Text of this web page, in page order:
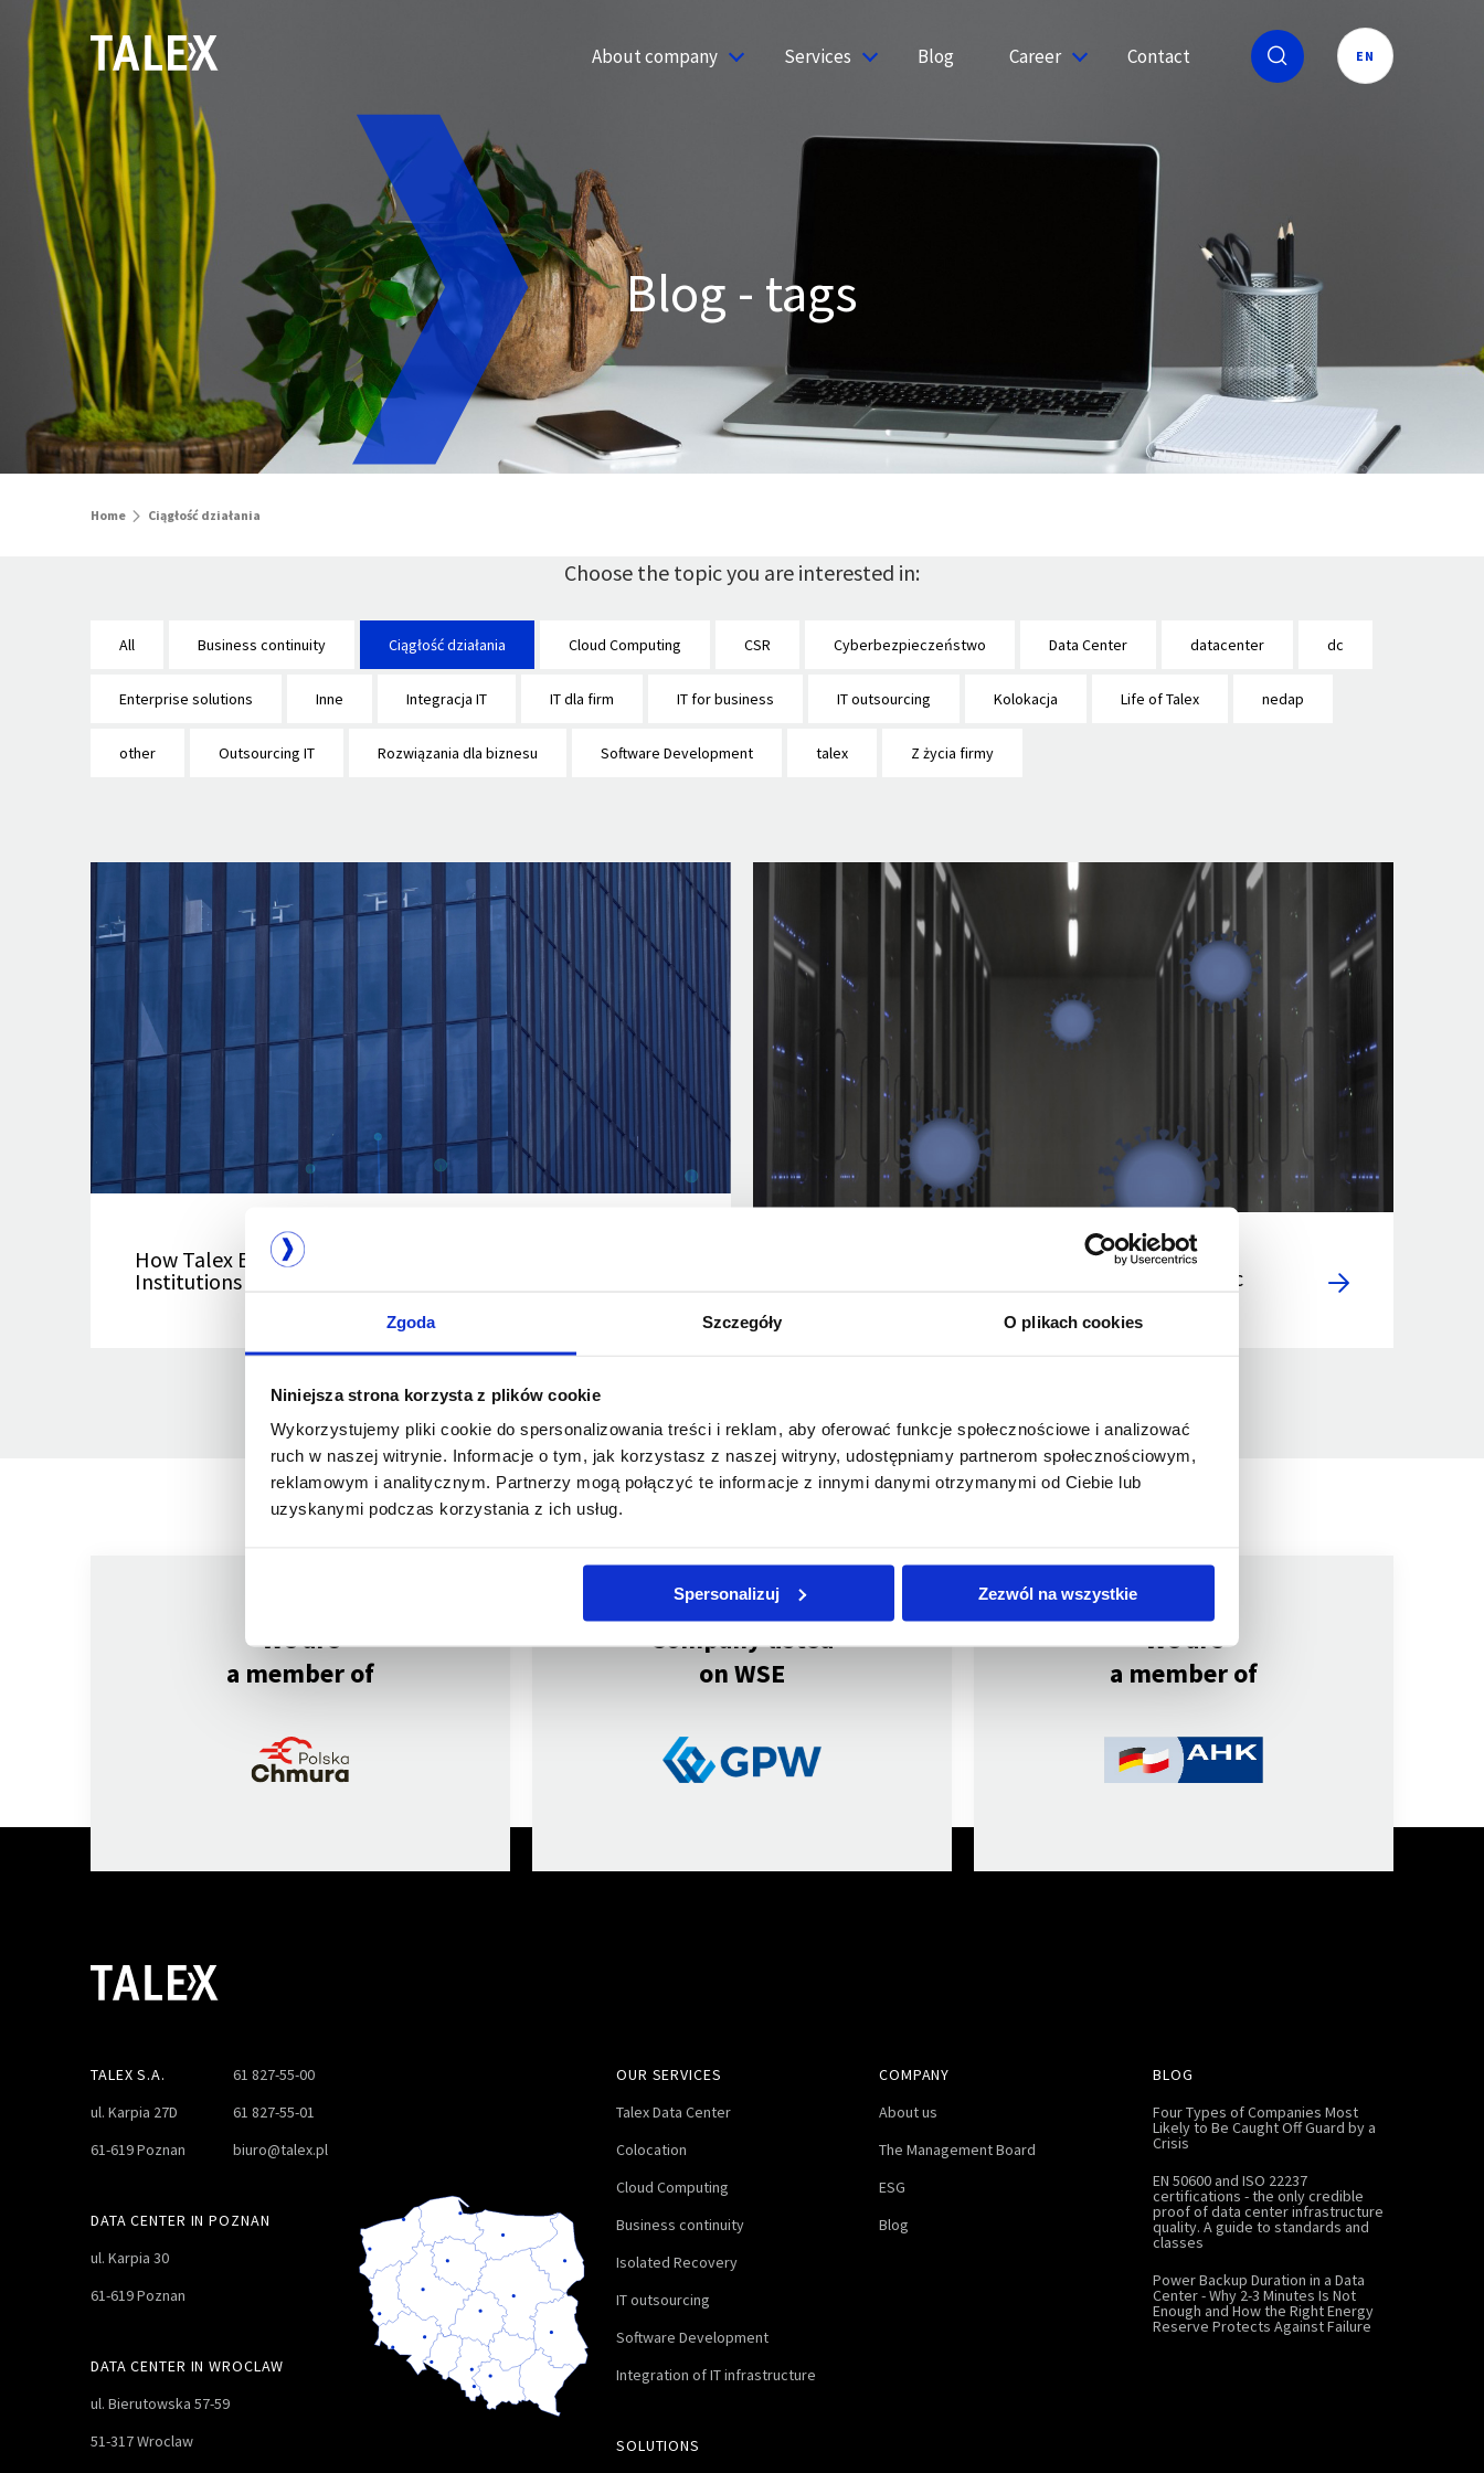
Zgoda Szczegóły O plikach cookies
Niniejsza strona korzysta z plików cookie
Wykorzystujemy pliki cookie do spersonalizowania treści i reklam, aby oferować funkcje społecznościowe i analizować
ruch w naszej witrynie. Informacje o tym, jak korzystasz z naszej witryny, udostępniamy partnerom społecznościowym,
reklamowym i analitycznym. Partnerzy mogą połączyć te informacje z innymi danymi otrzymanymi od Ciebie lub
uzyskanymi podczas korzystania z ich usług.
Spersonalizuj Zezwól na wszystkie
About company Services Blog Career Contact EN
Blog - tags
Home Ciągłość działania
Choose the topic you are interested in:
All Business continuity Ciągłość działania Cloud Computing CSR Cyberbezpieczeństwo Data Center datacenter dc
Enterprise solutions Inne Integracja IT IT dla firm IT for business IT outsourcing Kolokacja Life of Talex nedap
other Outsourcing IT Rozwiązania dla biznesu Software Development talex Z życia firmy
How Talex Earned the Trust of Seven Financial
Institutions in Poland
Business continuity plan in IT during a pandemic
We are
a member of
Company listed
on WSE
We are
a member of
TALEX S.A.
ul. Karpia 27D
61-619 Poznan
61 827-55-00
61 827-55-01
biuro@talex.pl
DATA CENTER IN POZNAN
ul. Karpia 30
61-619 Poznan
DATA CENTER IN WROCLAW
ul. Bierutowska 57-59
51-317 Wroclaw
OUR SERVICES
Talex Data Center
Colocation
Cloud Computing
Business continuity
Isolated Recovery
IT outsourcing
Software Development
Integration of IT infrastructure
SOLUTIONS
COMPANY
About us
The Management Board
ESG
Blog
BLOG
Four Types of Companies Most
Likely to Be Caught Off Guard by a
Crisis
EN 50600 and ISO 22237
certifications - the only credible
proof of data center infrastructure
quality. A guide to standards and
classes
Power Backup Duration in a Data
Center - Why 2-3 Minutes Is Not
Enough and How the Right Energy
Reserve Protects Against Failure